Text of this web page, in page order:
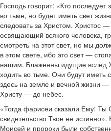
Господь говорит: «Кто
во тьме, но будет иметь свет
следовать за Христом. Христос
освящающий всякого человека,
смотреть на этот свет, но мы
в этом свете, ибо это свет —
нашим. Блаженны идущие вслед
ходить во тьме. Они будут иметь
здесь на земле и вечной жизни
Христу — до небес.
«Тогда фарисеи сказали Ему: Ты
свидетельство Твое не
Моисей и пророки были